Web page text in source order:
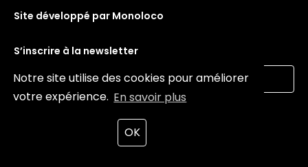
Notre site utilise des cookies pour améliorer
votre expérience. En savoir plus
OK
Site développé par Monoloco
S’inscrire à la newsletter
Valider